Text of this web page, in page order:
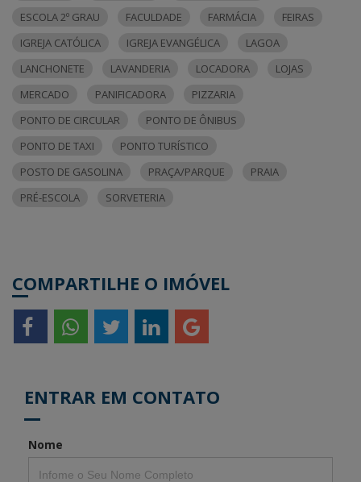
ESCOLA 2º GRAU
FACULDADE FARMÁCIA
FEIRAS
IGREJA CATÓLICA
IGREJA EVANGÉLICA
LAGOA
LANCHONETE
LAVANDERIA LOCADORA
LOJAS
MERCADO
PANIFICADORA
PIZZARIA
PONTO DE CIRCULAR
PONTO DE ÔNIBUS
PONTO DE TAXI
PONTO TURÍSTICO
POSTO DE GASOLINA
PRAÇA/PARQUE
PRAIA
PRÉ-ESCOLA
SORVETERIA
COMPARTILHE O IMÓVEL
ENTRAR EM CONTATO
Nome